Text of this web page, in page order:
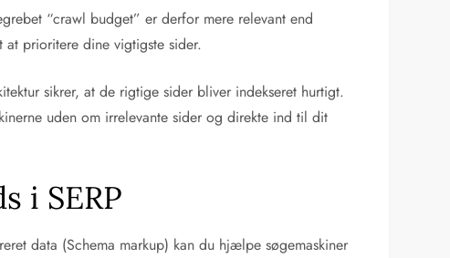
“crawl budget” er derfor mere relevant end
prioritere dine vigtigste sider.
sikrer, at de rigtige sider bliver indekseret hurtigt.
uden om irrelevante sider og direkte ind til dit
i SERP
data (Schema markup) kan du hjælpe søgemaskiner